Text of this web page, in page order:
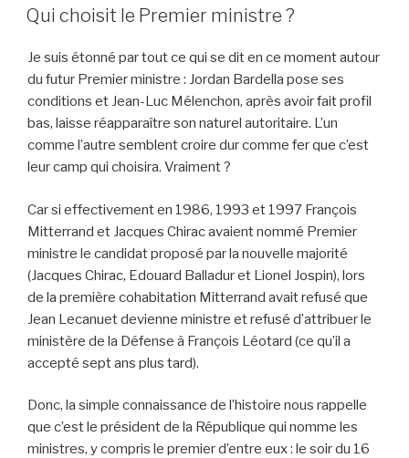
LE
Qui choisit le Premier ministre ?
Je suis étonné par tout ce qui se dit en ce moment autour
du futur Premier ministre : Jordan Bardella pose ses
conditions et Jean-Luc Mélenchon, après avoir fait profil
bas, laisse réapparaître son naturel autoritaire. L’un
comme l’autre semblent croire dur comme fer que c’est
leur camp qui choisira. Vraiment ?
Car si effectivement en 1986, 1993 et 1997 François
Mitterrand et Jacques Chirac avaient nommé Premier
ministre le candidat proposé par la nouvelle majorité
(Jacques Chirac, Edouard Balladur et Lionel Jospin), lors
de la première cohabitation Mitterrand avait refusé que
Jean Lecanuet devienne ministre et refusé d’attribuer le
ministère de la Défense à François Léotard (ce qu’il a
accepté sept ans plus tard).
Donc, la simple connaissance de l’histoire nous rappelle
que c’est le président de la République qui nomme les
ministres, y compris le premier d’entre eux : le soir du 16